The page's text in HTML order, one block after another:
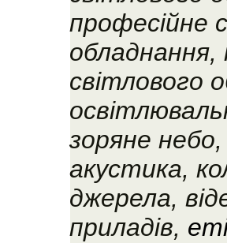
професійне
світлового
зоряне
акустика,
джерела,
приладів,